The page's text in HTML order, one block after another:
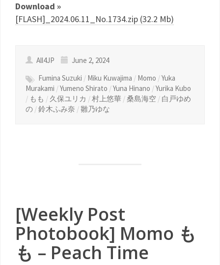
Download »
[FLASH]_2024.06.11_No.1734.zip (32.2 Mb)
All4JP
June 2, 2024
Fumina Suzuki / Miku Kuwajima / Momo /Yuka
Murakami /Yumeno Shirato /Yuna Hinano /Yurika Kubo
/ もも / 久保ユリカ /村上悠華 / 桑島海空 / 白戸ゆめ
の /鈴木ふみ奈 /雛乃ゆな
[Weekly Post
Photobook] Momo も
も – Peach Time